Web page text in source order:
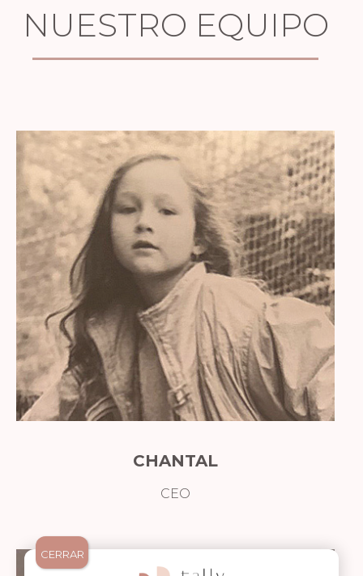
NUESTRO EQUIPO
CHANTAL
CEO
CERRAR